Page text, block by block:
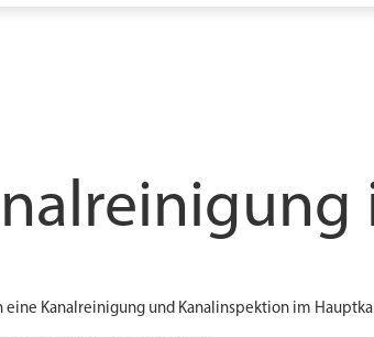
eine Kanalreinigung und Kanalinspektion im